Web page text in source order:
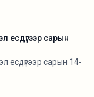
есдүгээр сарын
есдүгээр сарын 14-